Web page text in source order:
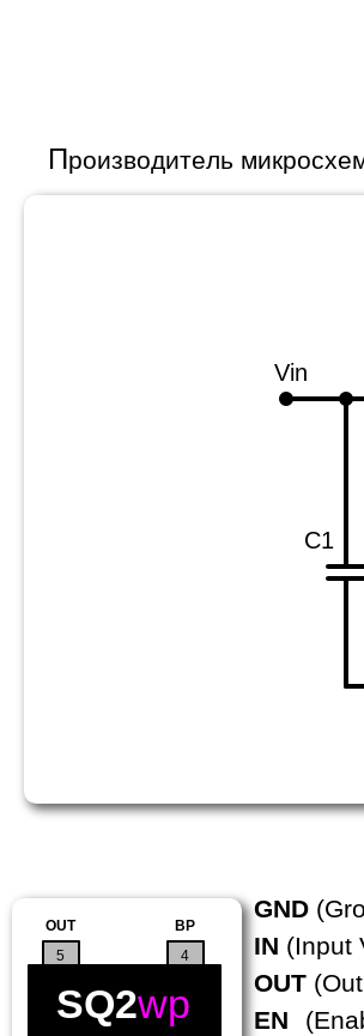
Производитель
Vin
C1
4
BP
5
OUT
SQ2wp
GND
IN (Input
OUT
EN